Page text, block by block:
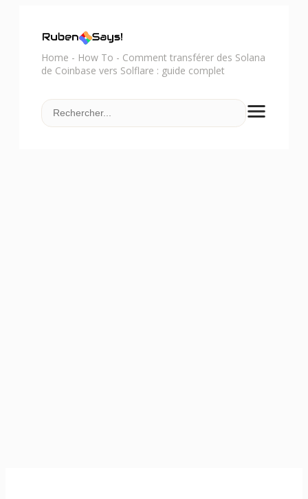
Home - How To - Comment transférer des Solana
de Coinbase vers Solflare : guide complet